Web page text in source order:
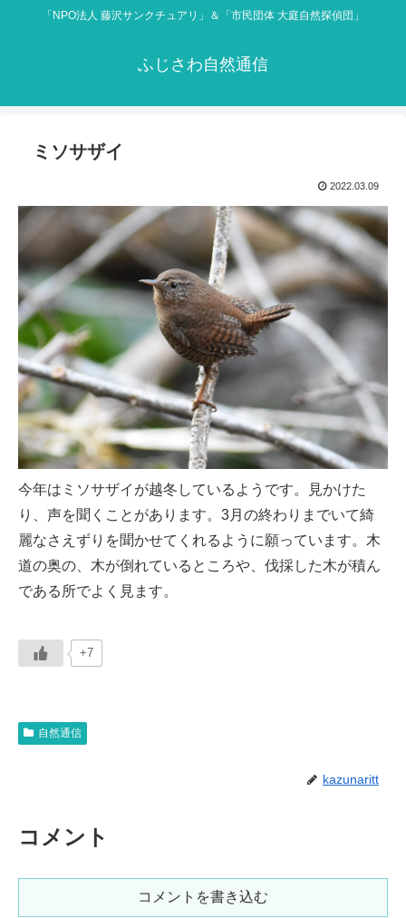
「NPO法人 藤沢サンクチュアリ」＆「市民団体 大庭自然探偵団」
ふじさわ自然通信
ミソサザイ
2022.03.09
今年はミソサザイが越冬しているようです。見かけた
り、声を聞くことがあります。3月の終わりまでいて綺
麗なさえずりを聞かせてくれるように願っています。木
道の奥の、木が倒れているところや、伐採した木が積ん
である所でよく見ます。
+7
自然通信
kazunaritt
コメント
コメントを書き込む